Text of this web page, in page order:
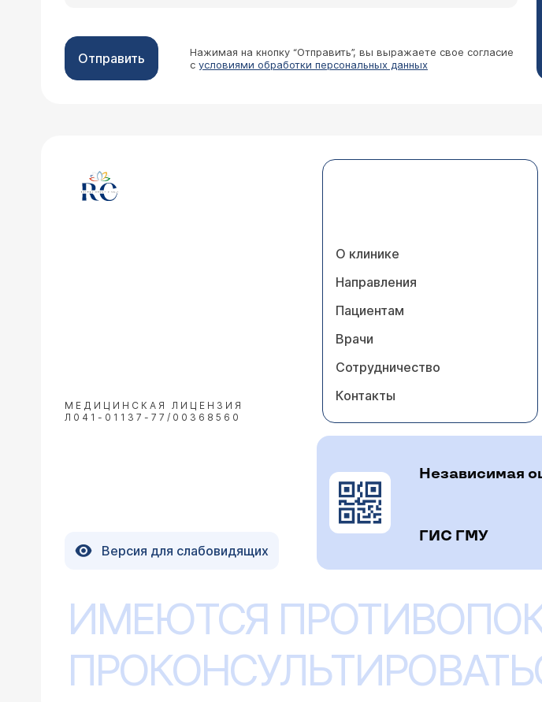
Отправить
Нажимая на кнопку “Отправить”, вы выражаете свое согласие
с условиями обработки персональных данных
МЕДИЦИНСКАЯ ЛИЦЕНЗИЯ
Л041-01137-77/00368560
О клинике
Направления
Пациентам
Врачи
Сотрудничество
Контакты
Версия для слабовидящих
Независимая
ГИС ГМУ
ИМЕЮТСЯ